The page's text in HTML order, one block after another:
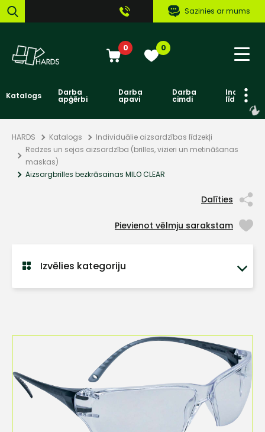
Sazinies ar mums
0 0
Katalogs Darba
apģērbi
Darba
apavi
Darba
cimdi līdzekļi
HARDS Katalogs
Individuālie aizsardzības līdzekļi
Redzes un sejas aizsardzība (brilles, vizieri un metināšanas
maskas)
Aizsargbrilles bezkrāsainas MILO CLEAR
Dalīties
Pievienot vēlmju sarakstam
Izvēlies kategoriju